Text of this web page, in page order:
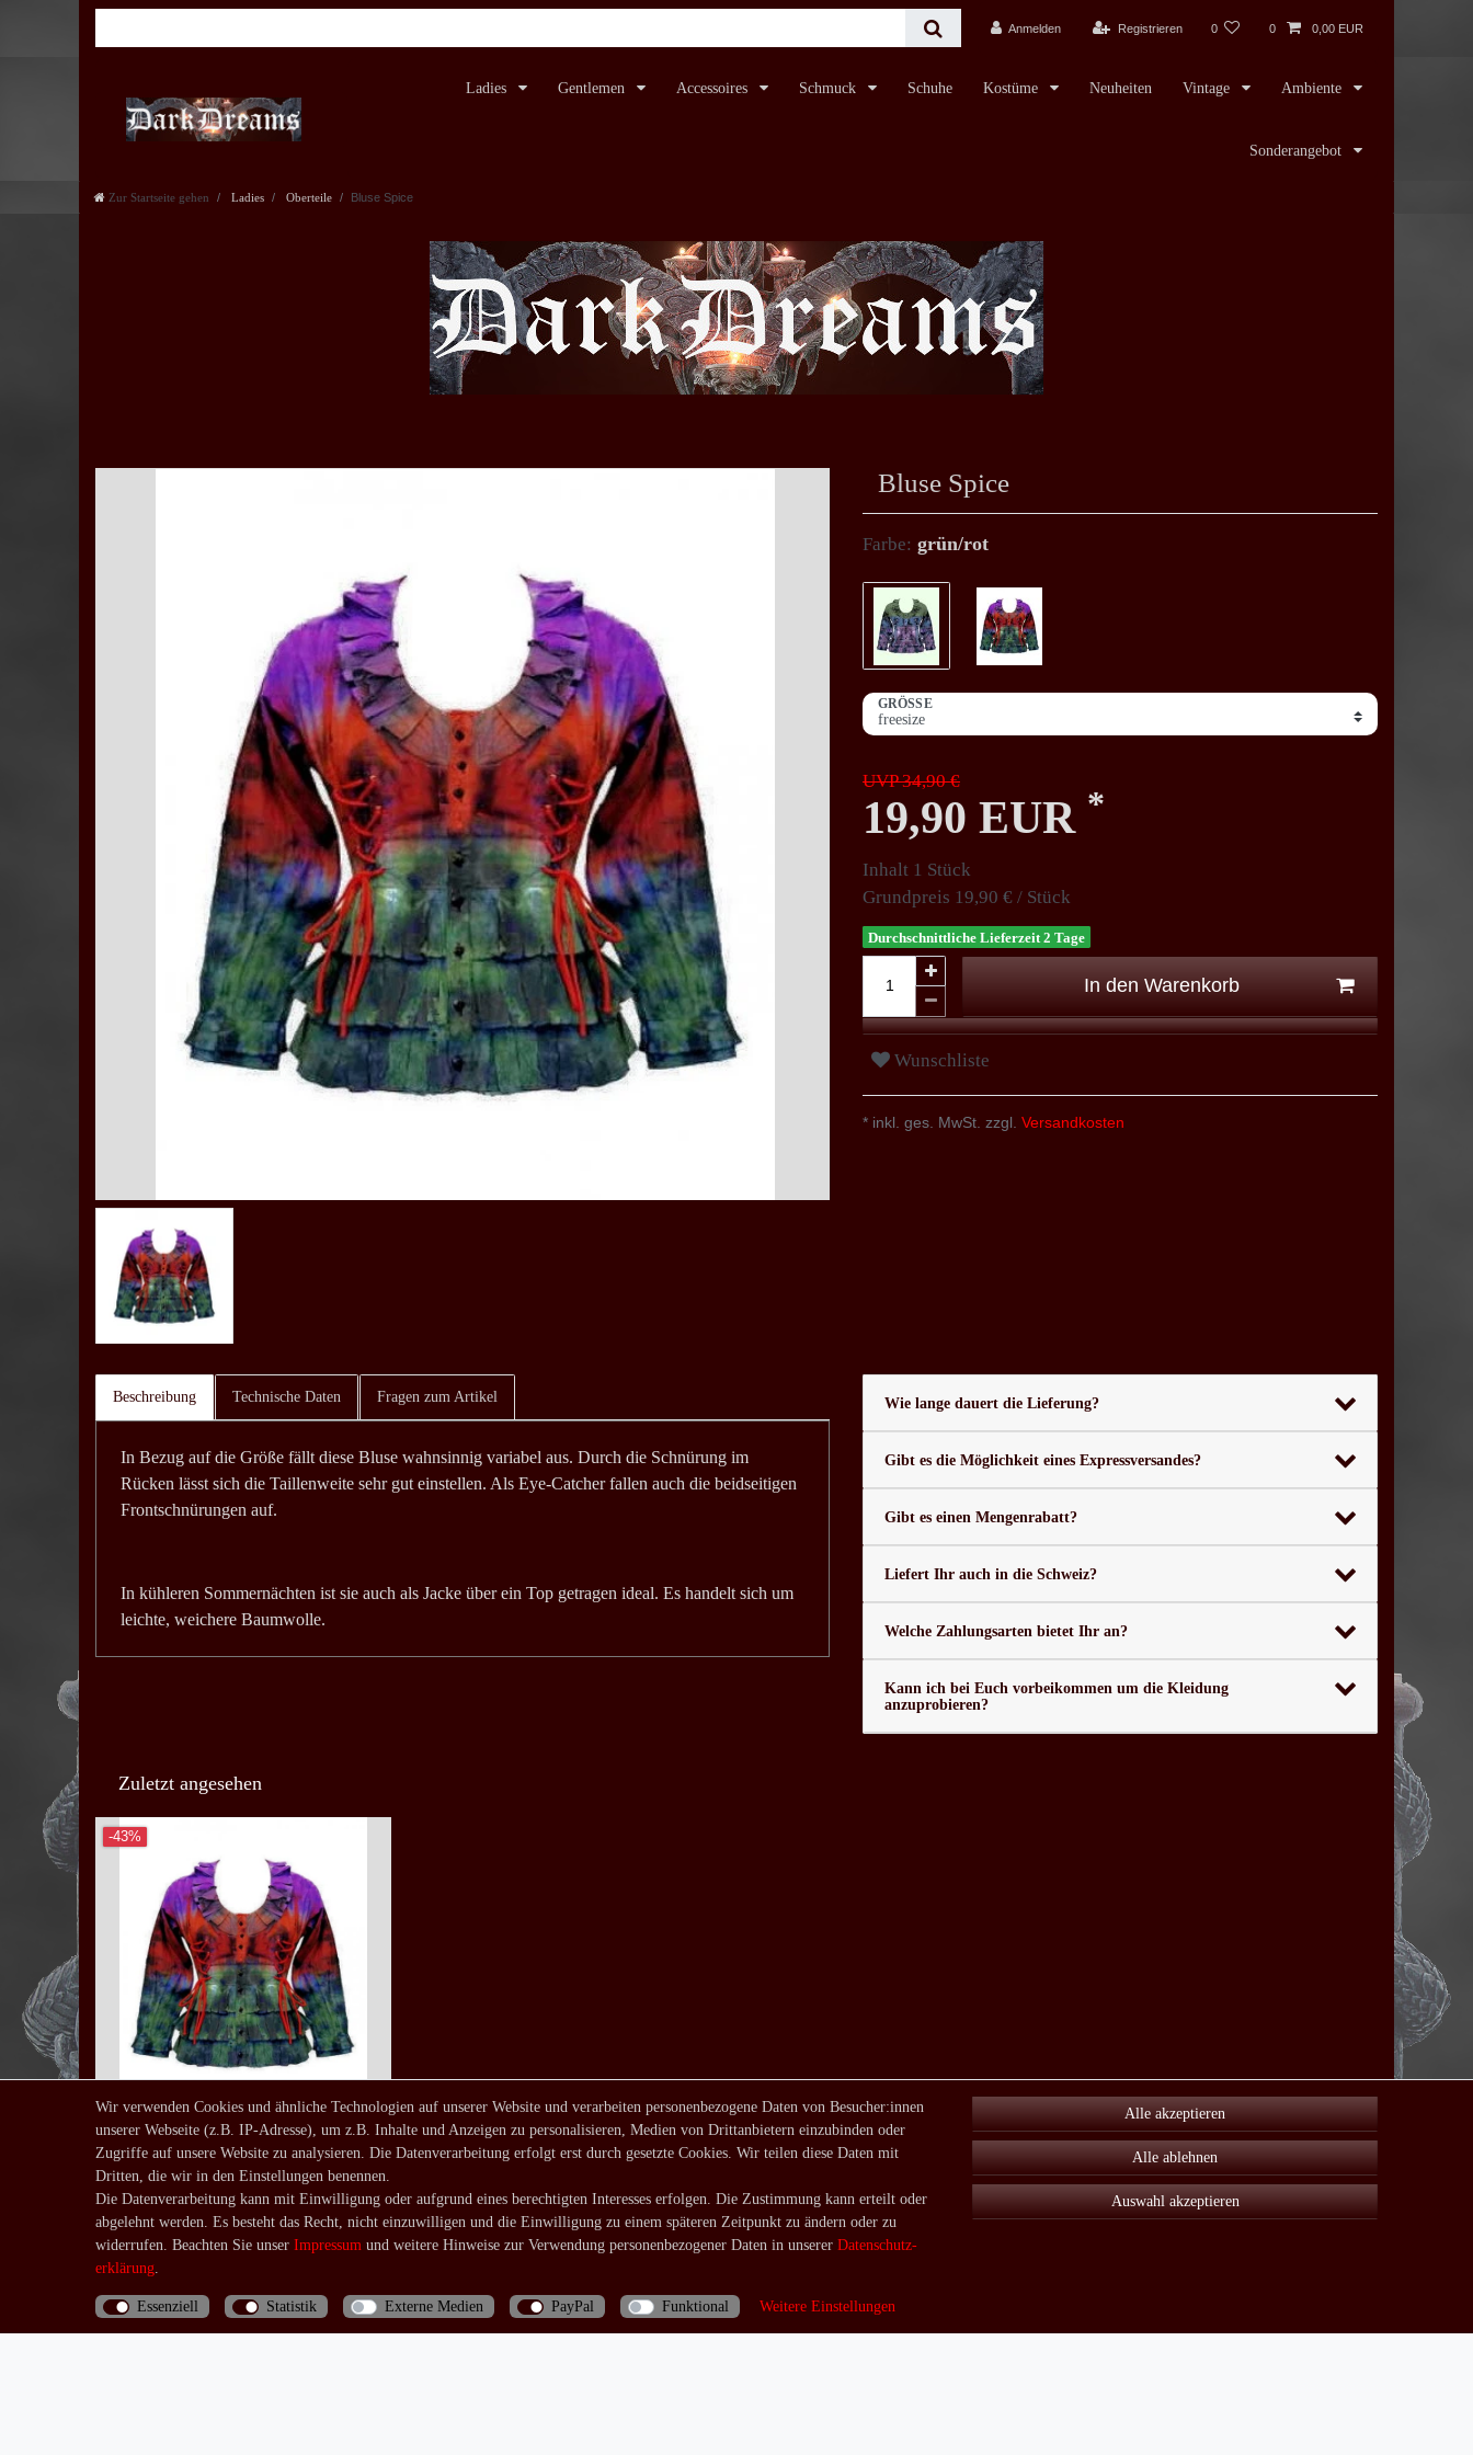
Anmelden Registrieren 0 0 0,00 EUR
Ladies Gentlemen Accessoires Schmuck Schuhe Kostüme Neuheiten Vintage Ambiente
Sonderangebot
Zur Startseite gehen Ladies Oberteile Bluse Spice
Bluse Spice
Farbe: grün/rot
GRÖSSE
UVP 34,90 €
19,90 EUR *
Inhalt 1 Stück
Grundpreis 19,90 € / Stück
Durchschnittliche Lieferzeit 2 Tage
In den Warenkorb
Wunschliste
* inkl. ges. MwSt. zzgl. Versandkosten
Beschreibung Technische Daten Fragen zum Artikel
In Bezug auf die Größe fällt diese Bluse wahnsinnig variabel aus. Durch die Schnürung im
Rücken lässt sich die Taillenweite sehr gut einstellen. Als Eye-Catcher fallen auch die beidseitigen
Frontschnürungen auf.
In kühleren Sommernächten ist sie auch als Jacke über ein Top getragen ideal. Es handelt sich um
leichte, weichere Baumwolle.
Wie lange dauert die Lieferung?
Gibt es die Möglichkeit eines Expressversandes?
Gibt es einen Mengenrabatt?
Liefert Ihr auch in die Schweiz?
Welche Zahlungsarten bietet Ihr an?
Kann ich bei Euch vorbeikommen um die Kleidung
anzuprobieren?
Zuletzt angesehen
-43%
Bluse Spice
UVP 34,90 € ab 19,90 € *
*inkl. ges. MwSt.zzgl.
Versandkosten
Wir verwenden Cookies und ähnliche Technologien auf unserer Website und verarbeiten personenbezogene Daten von Besucher:innen
unserer Webseite (z.B. IP-Adresse), um z.B. Inhalte und Anzeigen zu personalisieren, Medien von Drittanbietern einzubinden oder
Zugriffe auf unsere Website zu analysieren. Die Datenverarbeitung erfolgt erst durch gesetzte Cookies. Wir teilen diese Daten mit
Dritten, die wir in den Einstellungen benennen.
Die Datenverarbeitung kann mit Einwilligung oder aufgrund eines berechtigten Interesses erfolgen. Die Zustimmung kann erteilt oder
abgelehnt werden. Es besteht das Recht, nicht einzuwilligen und die Einwilligung zu einem späteren Zeitpunkt zu ändern oder zu
widerrufen. Beachten Sie unser Impressum und weitere Hinweise zur Verwendung personenbezogener Daten in unserer Daten­schutz­
erklärung.
Essenziell Statistik Externe Medien PayPal Funktional Weitere Einstellungen
Alle akzeptieren
Alle ablehnen
Auswahl akzeptieren